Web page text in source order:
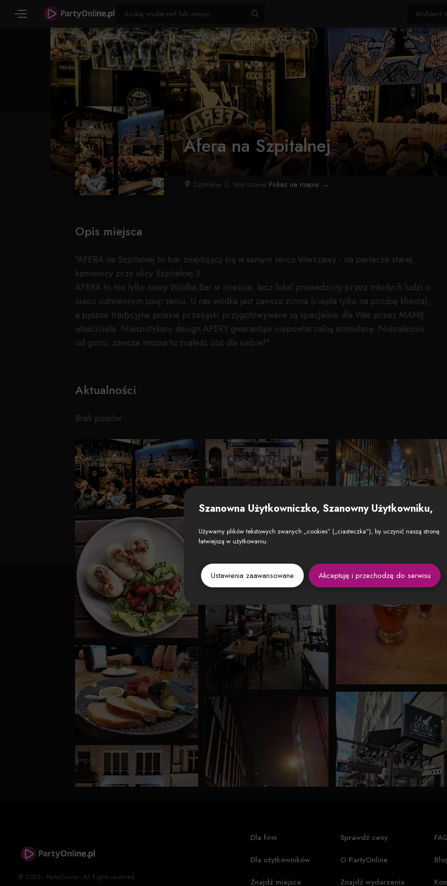
Afera na Szpitalnej
Szpitalna 3, Warszawa Pokaż na mapie →
Opis miejsca
"AFERA na Szpitalnej to bar znajdujący się w samym sercu Warszawy - na parterze starej
kamienicy przy ulicy Szpitalnej 3.
AFERA to nie tylko nowy Wódka Bar w mieście, lecz lokal prowadzony przez młodych ludzi o
nieco odmiennym spojrzeniu. U nas wódka jest zawsze zimna (ciepła tylko na prośbę klienta),
a pyszne tradycyjne polskie przekąski przygotowywane są specjalnie dla Was przez MAMĘ
właściciela. Niespotykany design AFERY gwarantuje niepowtarzalną atmosferę. Niezależnie
od gustu, zawsze można tu znaleźć coś dla siebie!"
Aktualności
Brak postów
© 2026 - PartyOnline - All Rights reserved
Dla firm
Dla użytkowników
Znajdź miejsce
Sprawdź ceny
O PartyOnline
Znajdź wydarzenia
Szanowna Użytkowniczko, Szanowny Użytkowniku,
Używamy plików tekstowych zwanych „cookies” („ciasteczka”), by uczynić naszą stronę
łatwiejszą w użytkowaniu.
Ustawienia zaawansowane Akceptuję i przechodzę do serwisu